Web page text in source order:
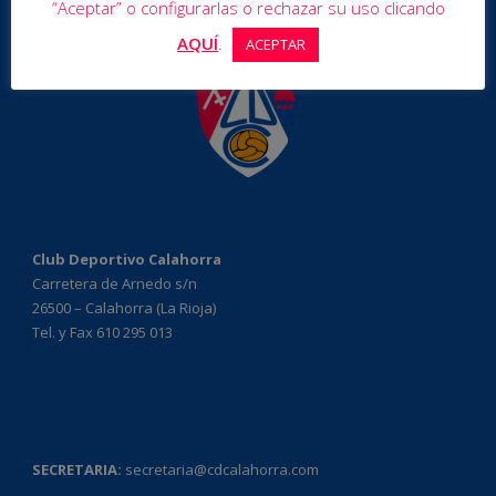
Club Deportivo Calahorra
Carretera de Arnedo s/n
26500 – Calahorra (La Rioja)
Tel. y Fax 610 295 013
SECRETARIA: secretaria@cdcalahorra.com
“Aceptar” o configurarlas o rechazar su uso clicando
AQUÍ. ACEPTAR